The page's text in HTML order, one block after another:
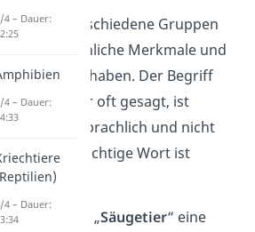
sind verschiedene Gruppen
die ähnliche Merkmale und
haben. Der Begriff
wird zwar oft gesagt, ist
umgangssprachlich und nicht
Das richtige Wort ist
“.
eigentlich ist „Säugetier“ eine
4 – Dauer:
4 – Dauer:
4 – Dauer: